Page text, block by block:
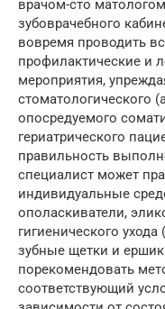
врачом-сто
зубоврачебного
вовремя проводить
профилактические и
мероприятия,
стоматологического
опосредуемого
гериатрического
правильность
специалист может
индивидуальные
ополаскиватели,
гигиенического
зубные щетки и
порекомендовать
соответствующий